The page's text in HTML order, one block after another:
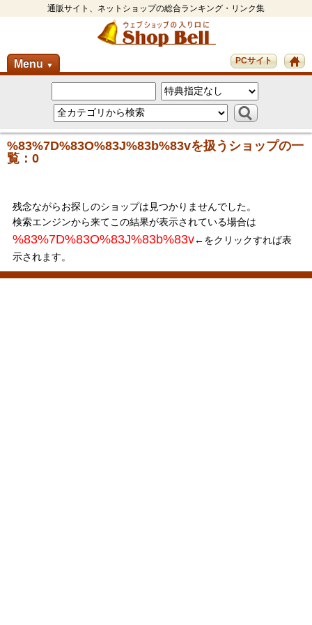
通販サイト、ネットショップの総合ランキング・リンク集
Menu ▼ PCサイト
%83%7D%83O%83J%83b%83vを扱うショップの一
覧：0
残念ながらお探しのショップは見つかりませんでした。
検索エンジンから来てこの結果が表示されている場合は
%83%7D%83O%83J%83b%83v←をクリックすれば表
示されます。